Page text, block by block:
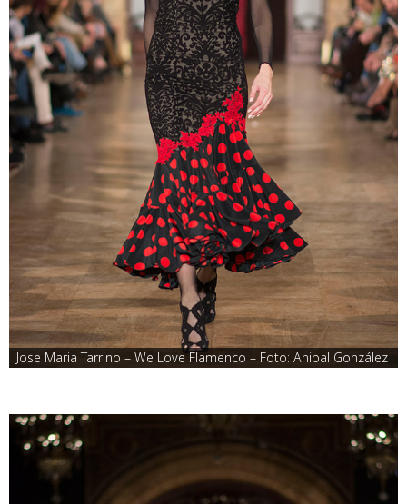
Jose Maria Tarrino – We Love Flamenco – Foto: Anibal González